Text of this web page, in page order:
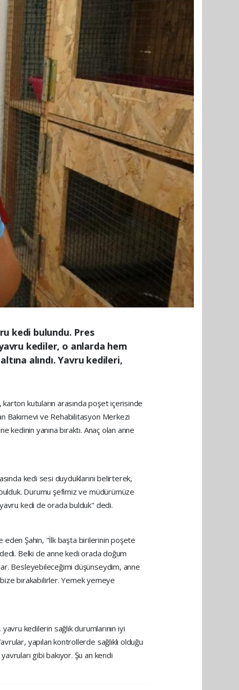
kedi bulundu. Pres
kediler, o anlarda hem
alındı. Yavru kedileri,
karton kutuların arasında poşet içerisinde
Bakımevi ve Rehabilitasyon Merkezi
yanına bıraktı. Anaç olan anne
kedi sesi duyduklarını belirterek,
Durumu şefimiz ve müdürümüze
kedi de orada bulduk" dedi.
eden Şahin, "İlk başta birilerinin poşete
Belki de anne kedi orada doğum
Besleyebileceğimi düşünseydim, anne
bırakabilirler. Yemek yemeye
kedilerin sağlık durumlarının iyi
yapılan kontrollerde sağlıklı olduğu
gibi bakıyor. Şu an kendi